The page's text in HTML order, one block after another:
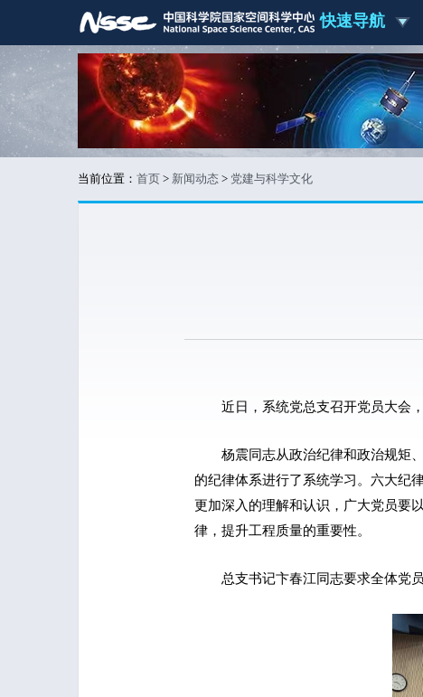
快速导航
当前位置： 首页 > 新闻动态 > 党建与科学文化
近日，系统党总支召开党员大会
杨震同志从政治纪律和政治规矩
的纪律体系进行了系统学习。六大纪
更加深入的理解和认识，广大党员要
律，提升工程质量的重要性。
总支书记卞春江同志要求全体党